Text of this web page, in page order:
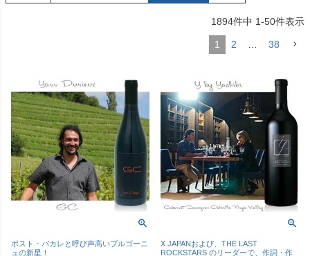
1894件中 1-50件表示
1 2 … 38
ポスト・パカレと呼び声高いブルゴーニ
ュの新星！
X JAPANおよび、THE LAST
ROCKSTARS のリーダーで、作詞・作